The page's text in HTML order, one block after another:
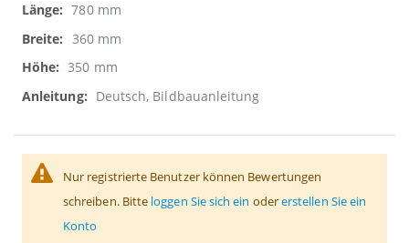
780 mm
360 mm
350 mm
Deutsch, Bildbauanleitung
Nur registrierte Benutzer können Bewertungen
schreiben. Bitte loggen Sie sich ein odererstellen Sie ein
Konto